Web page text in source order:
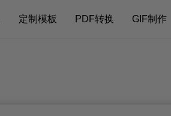
定制模板 PDF转换 GIF制作